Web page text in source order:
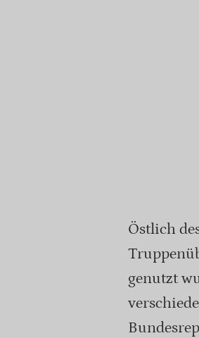
Östlich
genutzt